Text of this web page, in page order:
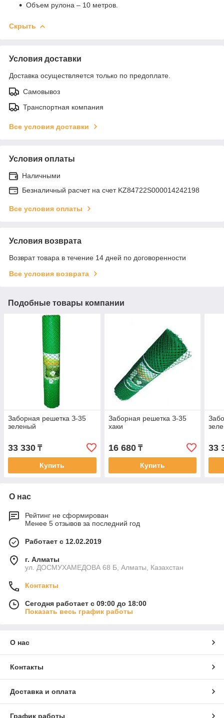
Объем рулона – 10 метров.
Скрыть
Условия доставки
Доставка осуществляется только по предоплате.
Самовывоз
Транспортная компания
Все условия доставки
Условия оплаты
Наличными
Безналичный расчет на счет KZ84722S000014242198
Все условия оплаты
Условия возврата
Возврат товара в течение 14 дней по договоренности
Все условия возврата
Подобные товары компании
Заборная решетка З-35
зеленый
33 330 ₸
Купить
Заборная решетка З-35
хаки
16 680₸
Купить
33
О нас
Рейтинг не сформирован
Менее 5 отзывов за последний год
Работает с 12.02.2019
г. Алматы
ул. ДОСМУХАМЕДОВА 68 Б, Алматы, Казахстан
Контакты
Сегодня работает с 09:00 до 18:00
Показать весь график работы
О нас
Контакты
Доставка и оплата
График работы